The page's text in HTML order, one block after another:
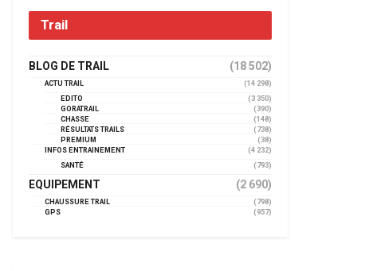
Trail
BLOG DE TRAIL (18 502)
ACTU TRAIL
(14 298)
EDITO
(3 350)
GORATRAIL
(390)
CHASSE
(148)
RÉSULTATS TRAILS
(738)
PREMIUM
(38)
INFOS ENTRAINEMENT
(4 232)
SANTÉ
(793)
EQUIPEMENT (2 690)
CHAUSSURE TRAIL
(798)
GPS
(957)